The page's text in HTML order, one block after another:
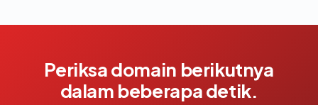
Periksa domain berikutnya
dalam beberapa detik.